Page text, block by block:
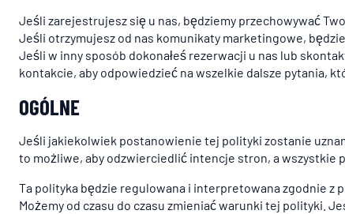
Jeśli zarejestrujesz się u nas, będziemy przechowywać
Jeśli otrzymujesz od nas komunikaty marketingowe,
Jeśli w inny sposób dokonałeś rezerwacji u nas lub
kontakcie, aby odpowiedzieć na wszelkie dalsze pytania,
OGÓLNE
Jeśli jakiekolwiek postanowienie tej polityki zostanie
to możliwe, aby odzwierciedlić intencje stron, a wszystkie
Ta polityka będzie regulowana i interpretowana zgodnie z
Możemy od czasu do czasu zmieniać warunki tej polityki.